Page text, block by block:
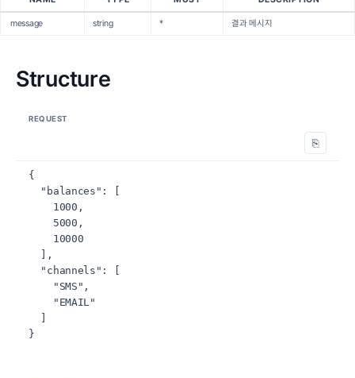
message string * 결과 메시지
Structure
REQUEST
⎘
{
}